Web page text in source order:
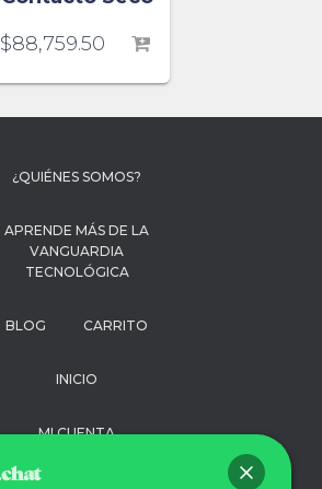
$88,759.50
¿QUIÉNES SOMOS?
APRENDE MÁS DE LA
VANGUARDIA
TECNOLÓGICA
BLOG CARRITO
INICIO
MI CUENTA